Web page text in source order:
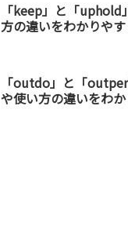
「keep」と「uphold
方の違いをわかりや
「outdo」と「
や使い方の違いをわ